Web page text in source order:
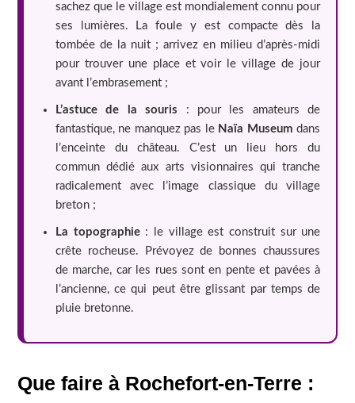
sachez que le village est mondialement connu pour
ses lumières. La foule y est compacte dès la
tombée de la nuit ; arrivez en milieu d’après-midi
pour trouver une place et voir le village de jour
avant l’embrasement ;
L’astuce de la souris : pour les amateurs de
fantastique, ne manquez pas le Naïa Museum dans
l’enceinte du château. C’est un lieu hors du
commun dédié aux arts visionnaires qui tranche
radicalement avec l’image classique du village
breton ;
La topographie: le village est construit sur une
crête rocheuse. Prévoyez de bonnes chaussures
de marche, car les rues sont en pente et pavées à
l’ancienne, ce qui peut être glissant par temps de
pluie bretonne.
Que faire à Rochefort-en-Terre :